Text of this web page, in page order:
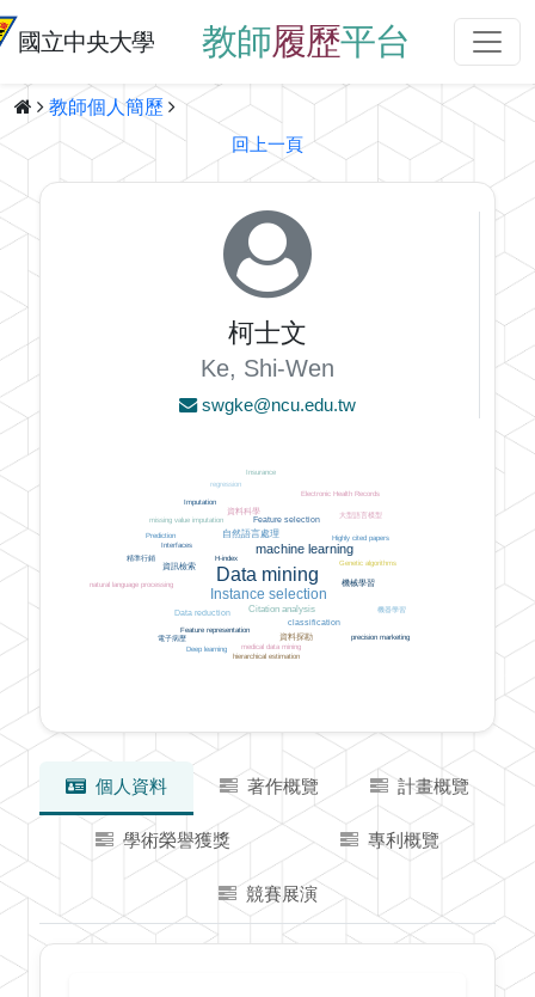
國立中央大學 教師履歷平台
教師個人簡歷
回上一頁
柯士文
Ke, Shi-Wen
swgke@ncu.edu.tw
Data mining
Instance selection
machine learning
自然語言處理
Citation analysis
Feature selection
Data reduction
classification
資料科學
資訊檢索
機械學習
資料探勘
Feature representation
Interfaces
Genetic algorithms
medical data mining
missing value imputation
Highly cited papers
H-index
Imputation
hierarchical estimation
Deep learning
Prediction
regression
大型語言模型
電子病歷
精準行銷
機器學習
Electronic Health Records
Insurance
natural language processing
precision marketing
個人資料 著作概覽 計畫概覽
學術榮譽獲獎 專利概覽
競賽展演